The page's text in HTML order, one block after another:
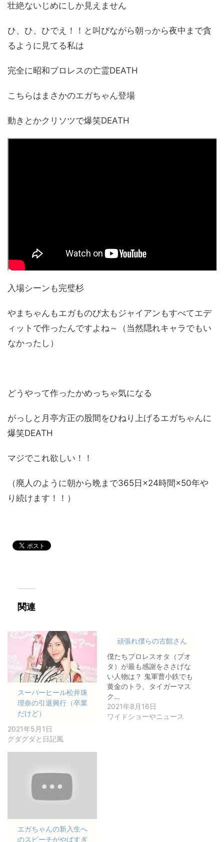
壮絶ないじめにしか見えません
ひ、ひ、ひでえ！！と叫びながら朝っから夜中まで貪
るように見てる私は
完全に昭和プロレスの亡霊DEATH
こちらはまさかのエガちゃん登場
動きとかクリソツで爆笑DEATH
入場シーンも完璧杉
やまちゃんもエガものび太もジャイアンもすべてエデ
ィットで作ったんですよね～（当然隠れキャラでもい
なかったし）
どうやって作ったかめっちゃ気になる
がっしと月亭方正の股間をひねり上げるエガちゃんに
爆笑DEATH
マジでこれ欲しい！！
（廃人のように朝から晩まで365日×24時間×50年や
り続けます！！）
関連
スーパーヒール松井珠
理奈の引退興行（卒業
だけど）
2021年5月1日
グダグダと日記風
頑張れ僕らの古館さん
僕たちプロレスオタ（プオ
タ）が最も感謝をささげな
い人物は？ 鬼軍曹小鉄でも
黄金のトラ、タイガーマス
ク…
2021年8月16日
ワイドショーやニュース
エガちゃんの新入生へ
のスピーチがやばすぎ